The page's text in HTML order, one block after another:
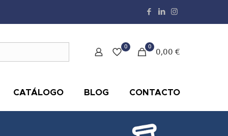
0 0 0,00 €
CATÁLOGO BLOG CONTACTO